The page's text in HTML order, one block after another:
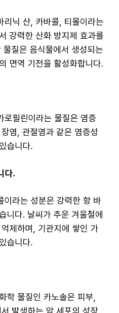
리닉 산, 카바콜, 티몰이라는
강력한 산화 방지제 효과를
질은 음식물에서 생성되는
면역 기전을 활성화합니다.
로필린이라는 물질은 염증
염, 관절염과 같은 염증성
습니다.
다.
이라는 성분은 강력한 항 바
니다. 날씨가 추운 겨울철에
제하며, 기관지에 쌓인 가
습니다.
학 물질인 카노솔은 피부,
발생하는 암 세포의 성장